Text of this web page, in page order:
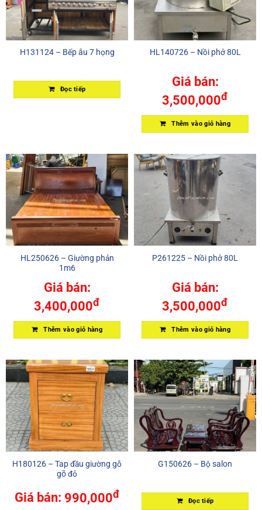
H131124 – Bếp âu 7 họng
Đọc tiếp
HL140726 – Nồi phở 80L
Giá bán:
3,500,000đ
Thêm vào giỏ hàng
HL250626 – Giường phản
1m6
Giá bán:
3,400,000đ
Thêm vào giỏ hàng
P261225 – Nồi phở 80L
Giá bán:
3,500,000đ
Thêm vào giỏ hàng
H180126 – Tap đầu giường gỗ
gõ đỏ
Giá bán: 990,000đ
G150626 – Bộ salon
Đọc tiếp